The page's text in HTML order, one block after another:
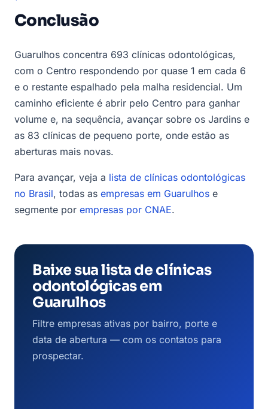
Conclusão
Guarulhos concentra 693 clínicas odontológicas,
com o Centro respondendo por quase 1 em cada 6
e o restante espalhado pela malha residencial. Um
caminho eficiente é abrir pelo Centro para ganhar
volume e, na sequência, avançar sobre os Jardins e
as 83 clínicas de pequeno porte, onde estão as
aberturas mais novas.
Para avançar, veja a lista de clínicas odontológicas
no Brasil, todas as empresas em Guarulhos e
segmente por empresas por CNAE.
Baixe sua lista de clínicas
odontológicas em
Guarulhos
Filtre empresas ativas por bairro, porte e
data de abertura — com os contatos para
prospectar.